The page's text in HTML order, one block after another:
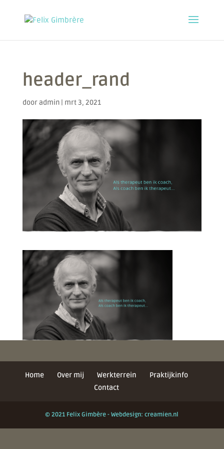
header_rand
dooradmin| mrt 3, 2021
Home Over mij Werkterrein
Praktijkinfo
Contact
© 2021 Felix Gimbère - Webdesign: creamien.nl